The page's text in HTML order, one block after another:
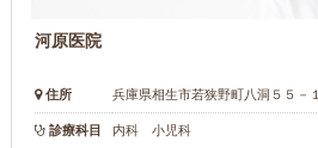
河原医院
住所 兵庫県相生市若狭野町八洞５５－１
診療科目 内科 小児科